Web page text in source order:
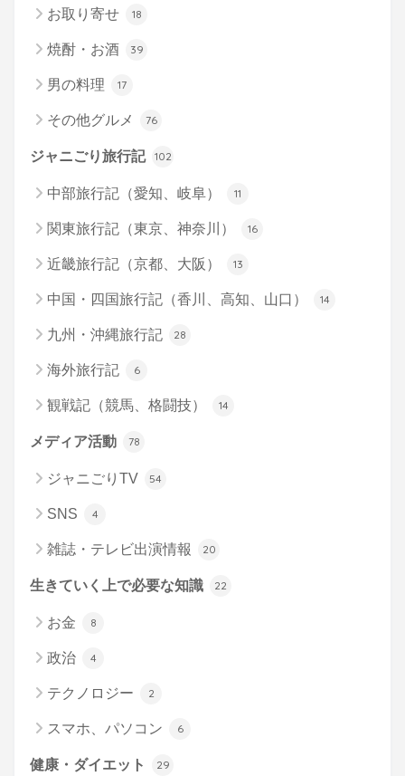
お取り寄せ 18
焼酎・お酒 39
男の料理 17
その他グルメ 76
ジャニごり旅行記 102
中部旅行記（愛知、岐阜） 11
関東旅行記（東京、神奈川） 16
近畿旅行記（京都、大阪） 13
中国・四国旅行記（香川、高知、山口） 14
九州・沖縄旅行記 28
海外旅行記 6
観戦記（競馬、格闘技） 14
メディア活動 78
ジャニごりTV 54
SNS 4
雑誌・テレビ出演情報 20
生きていく上で必要な知識 22
お金 8
政治 4
テクノロジー 2
スマホ、パソコン 6
健康・ダイエット 29